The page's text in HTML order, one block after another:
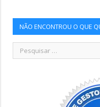
NÃO ENCONTROU O QUE